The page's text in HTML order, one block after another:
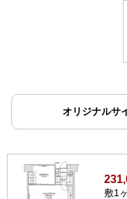
オリジナルサ
敷1